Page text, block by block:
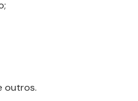
outros.